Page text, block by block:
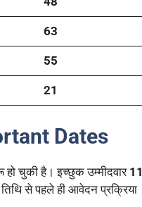
63
55
21
Dates
चुकी है। इच्छुक उम्मीदवार 11
से पहले ही आवेदन प्रक्रिया